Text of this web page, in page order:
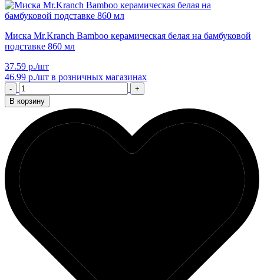
Миска Mr.Kranch Bamboo керамическая белая на бамбуковой
подставке 860 мл
37.59 р./шт
46.99 р./шт в розничных магазинах
-
+
В корзину